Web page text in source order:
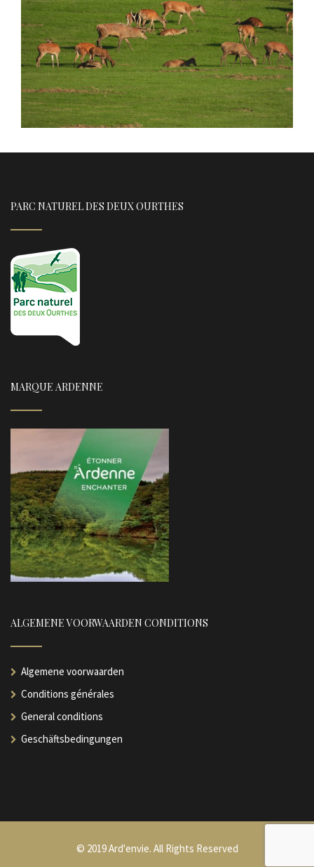
PARC NATUREL DES DEUX OURTHES
MARQUE ARDENNE
ALGEMENE VOORWAARDEN CONDITIONS
Algemene voorwaarden
Conditions générales
General conditions
Geschäftsbedingungen
© 2019 Ard'envie. All Rights Reserved